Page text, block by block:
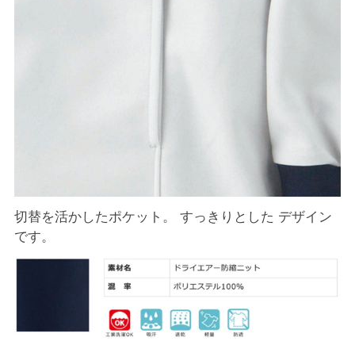
切替を活かしたポケット。 すっきりとした デザイン
です。